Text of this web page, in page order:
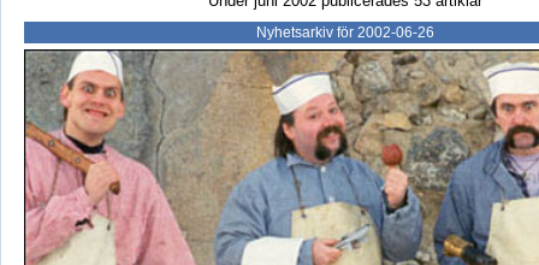
Nyhetsarkiv för 2002-06-26